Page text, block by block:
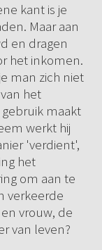
kant is je
Maar aan
en dragen
het inkomen.
man zich niet
het
maakt
werkt hij
'verdient',
het
om aan te
verkeerde
vrouw, de
van leven?